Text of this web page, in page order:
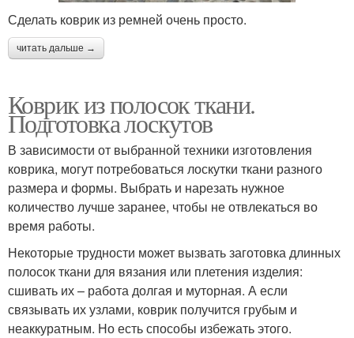
Сделать коврик из ремней очень просто.
читать дальше →
Коврик из полосок ткани.
Подготовка лоскутов
В зависимости от выбранной техники изготовления
коврика, могут потребоваться лоскутки ткани разного
размера и формы. Выбрать и нарезать нужное
количество лучше заранее, чтобы не отвлекаться во
время работы.
Некоторые трудности может вызвать заготовка длинных
полосок ткани для вязания или плетения изделия:
сшивать их – работа долгая и муторная. А если
связывать их узлами, коврик получится грубым и
неаккуратным. Но есть способы избежать этого.